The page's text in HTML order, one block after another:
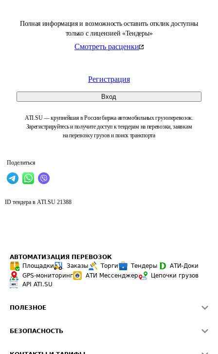
Полная информация и возможность оставить отклик доступны
только с лицензией «Тендеры»
Смотреть расценки
Регистрация
Вход
ATI.SU — крупнейшая в России биржа автомобильных грузоперевозок.
Зарегистрируйтесь и получите доступ к тендерам на перевозки, заявкам
на перевозку грузов и поиск транспорта
Поделиться
ID тендера в ATI.SU 21388
АВТОМАТИЗАЦИЯ ПЕРЕВОЗОК
Площадки
Заказы Торги Тендеры
АТИ-Доки
GPS-мониторинг
АТИ Мессенджер
Цепочки грузов
API ATI.SU
ПОЛЕЗНОЕ
Звезды ATI.SU на вашем сайте
БЕЗОПАСНОСТЬ